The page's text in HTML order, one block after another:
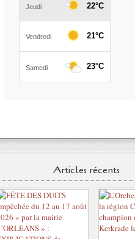
Articles récents